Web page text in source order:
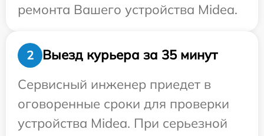
ремонта Вашего устройства Midea.
2
Выезд курьера за 35 минут
Сервисный инженер приедет в
оговоренные сроки для проверки
устройства Midea. При серьезной